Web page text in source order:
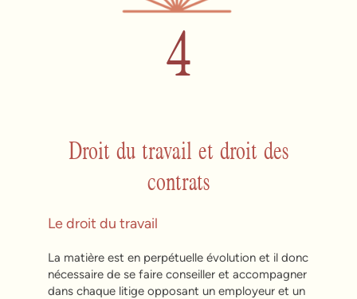
4
Droit du travail et droit des
contrats
Le droit du travail
La matière est en perpétuelle évolution et il donc
nécessaire de se faire conseiller et accompagner
dans chaque litige opposant un employeur et un